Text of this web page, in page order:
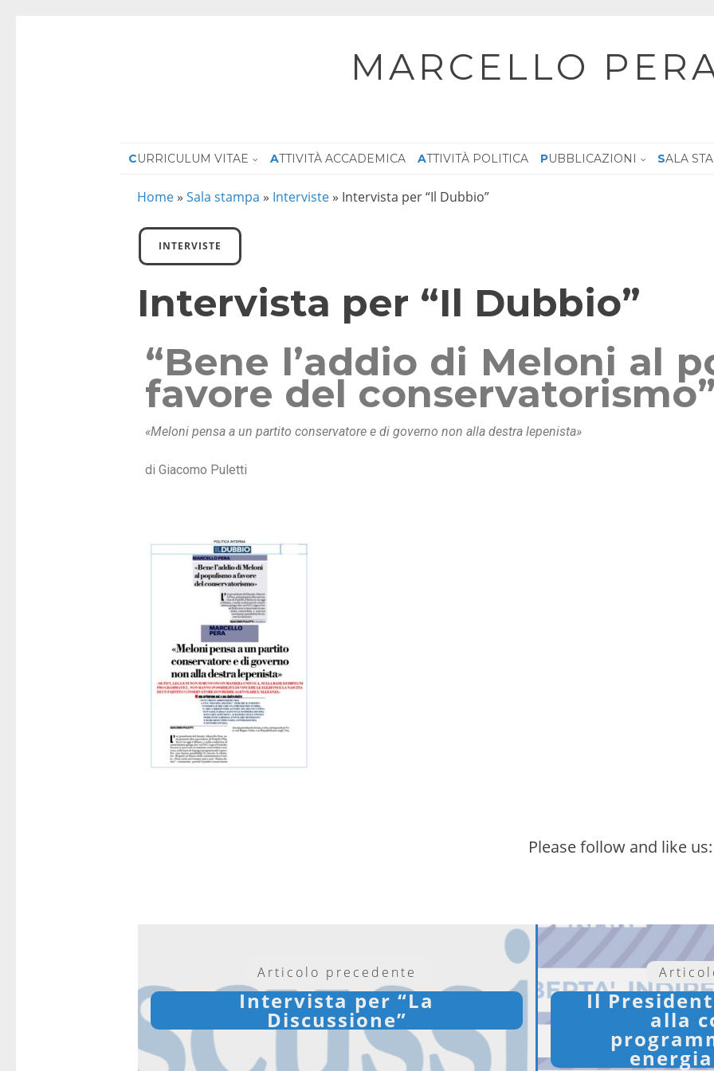
MARCELLO
CURRICULUM VITAE ATTIVITÀ ACCADEMICA ATTIVITÀ POLITICA PUBBLICAZIONI SALA
Home » Sala stampa » Interviste » Intervista per “Il Dubbio”
INTERVISTE
Intervista per “Il Dubbio”
“Bene l’addio di Meloni al
favore del conservatorismo”
«Meloni pensa a un partito conservatore e di governo non alla destra lepenista»
di Giacomo Puletti
Please follow and like us:
Articolo precedente
Intervista per “La
Discussione”
Il
alla